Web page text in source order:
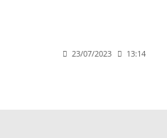
23/07/2023 13:14